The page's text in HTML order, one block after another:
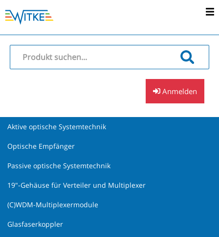
Anmelden
Aktive optische Systemtechnik
Optische Empfänger
Passive optische Systemtechnik
19"-Gehäuse für Verteiler und Multiplexer
(C)WDM-Multiplexermodule
Glasfaserkoppler